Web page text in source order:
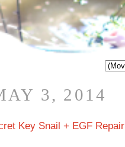
3, 2014
Key Snail + EGF